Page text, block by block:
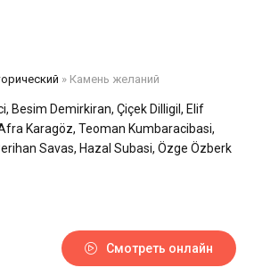
» Камень желаний
Besim Demirkiran, Çiçek Dilligil, Elif
Karagöz, Teoman Kumbaracibasi,
Savas, Hazal Subasi, Özge Özberk
Смотреть онлайн